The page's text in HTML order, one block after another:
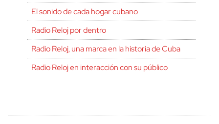
El sonido de cada hogar cubano
Radio Reloj por dentro
Radio Reloj, una marca en la historia de Cuba
Radio Reloj en interacción con su público